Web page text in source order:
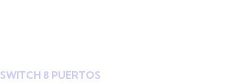
SWITCH 8 PUERTOS